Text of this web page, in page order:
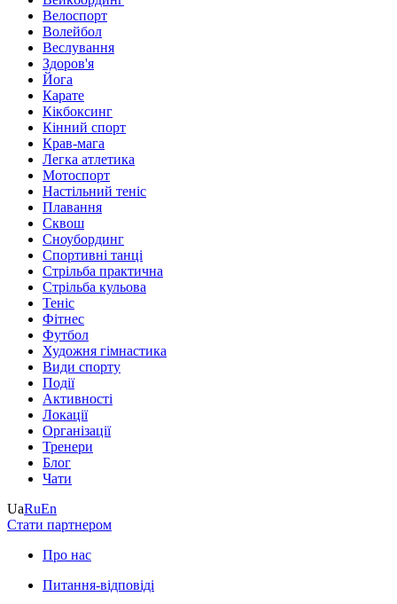
Велоспорт
Волейбол
Веслування
Здоров'я
Йога
Карате
Кікбоксинг
Кінний спорт
Крав-мага
Легка атлетика
Мотоспорт
Настільний теніс
Плавання
Сквош
Сноубординг
Спортивні танці
Стрільба практична
Стрільба кульова
Теніс
Фітнес
Футбол
Художня гімнастика
Види спорту
Події
Активності
Локації
Організації
Тренери
Блог
Чати
UaRuEn
Стати партнером
Про нас
Питання-відповіді